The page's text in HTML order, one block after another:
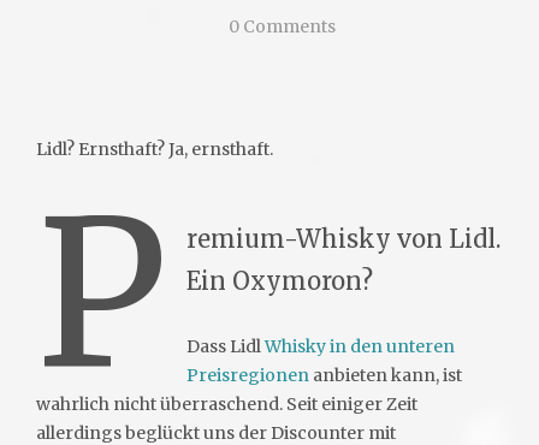
0 Comments
Lidl? Ernsthaft? Ja, ernsthaft.
P
remium-Whisky von Lidl.
Ein Oxymoron?
Dass LidlWhisky in den unteren
Preisregionenanbieten kann, ist
wahrlich nicht überraschend. Seit einiger Zeit
allerdings beglückt uns der Discounter mit